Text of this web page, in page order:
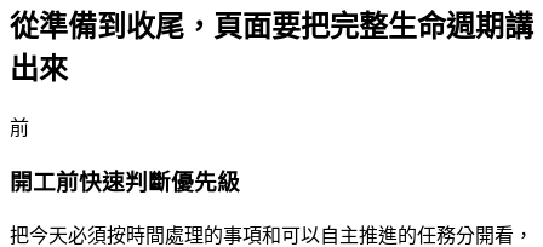
從準備到收尾，頁面要把完整生命週期講
出來
前
開工前快速判斷優先級
把今天必須按時間處理的事項和可以自主推進的任務分開看，